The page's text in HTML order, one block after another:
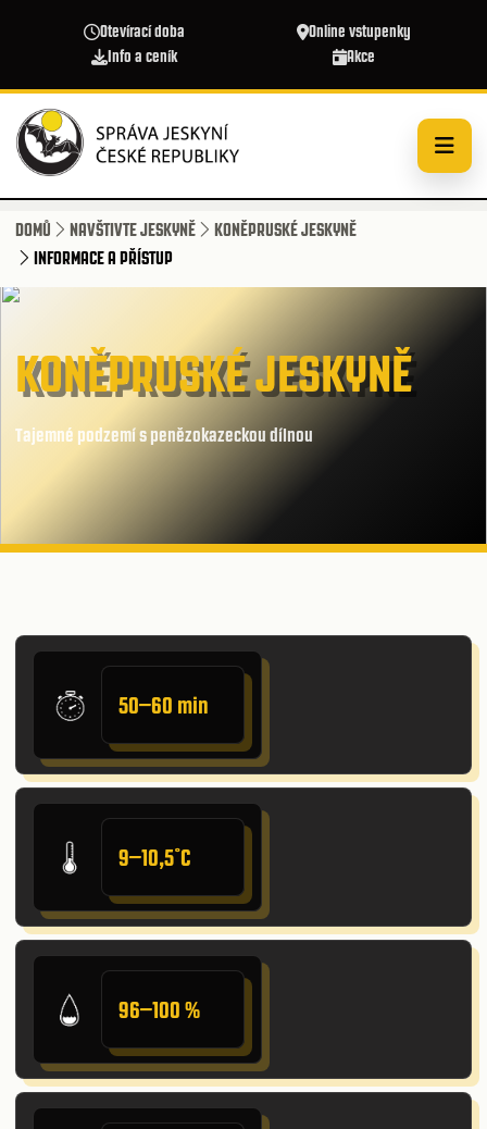
Otevírací doba
Online vstupenky
Info a ceník
Akce
DOMŮ NAVŠTIVTE JESKYNĚ
KONĚPRUSKÉ JESKYNĚ
INFORMACE A PŘÍSTUP
KONĚPRUSKÉ JESKYNĚ
Tajemné podzemí s penězokazeckou dílnou
50–60 min
9–10,5˚C
96–100 %